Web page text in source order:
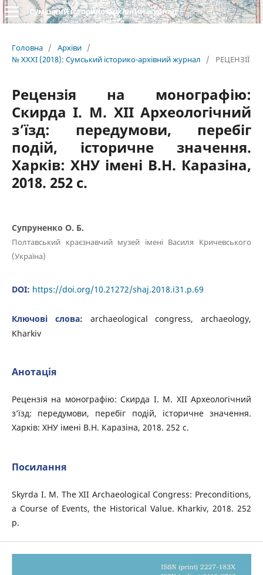
Сумський історико-архівний журнал
Головна / Архіви /
№ XXXI (2018): Сумський історико-архівний журнал
/ РЕЦЕНЗІЇ
Рецензія на монографію:
Скирда І. М. ХІІ Археологічний
з’їзд: передумови, перебіг
подій, історичне значення.
Харків: ХНУ імені В.Н. Каразіна,
2018. 252 с.
Супруненко О. Б.
Полтавський краєзнавчий музей імені Василя Кричевського
(Україна)
DOI: https://doi.org/10.21272/shaj.2018.i31.p.69
Ключові слова: archaeological congress, archaeology,
Kharkiv
Анотація
Рецензія на монографію: Скирда І. М. ХІІ Археологічний
з’їзд: передумови, перебіг подій, історичне значення.
Харків: ХНУ імені В.Н. Каразіна, 2018. 252 с.
Посилання
Skyrda I. M. The ХІІ Archaeological Congress: Preconditions,
a Course of Events, the Historical Value. Kharkiv, 2018. 252
p.